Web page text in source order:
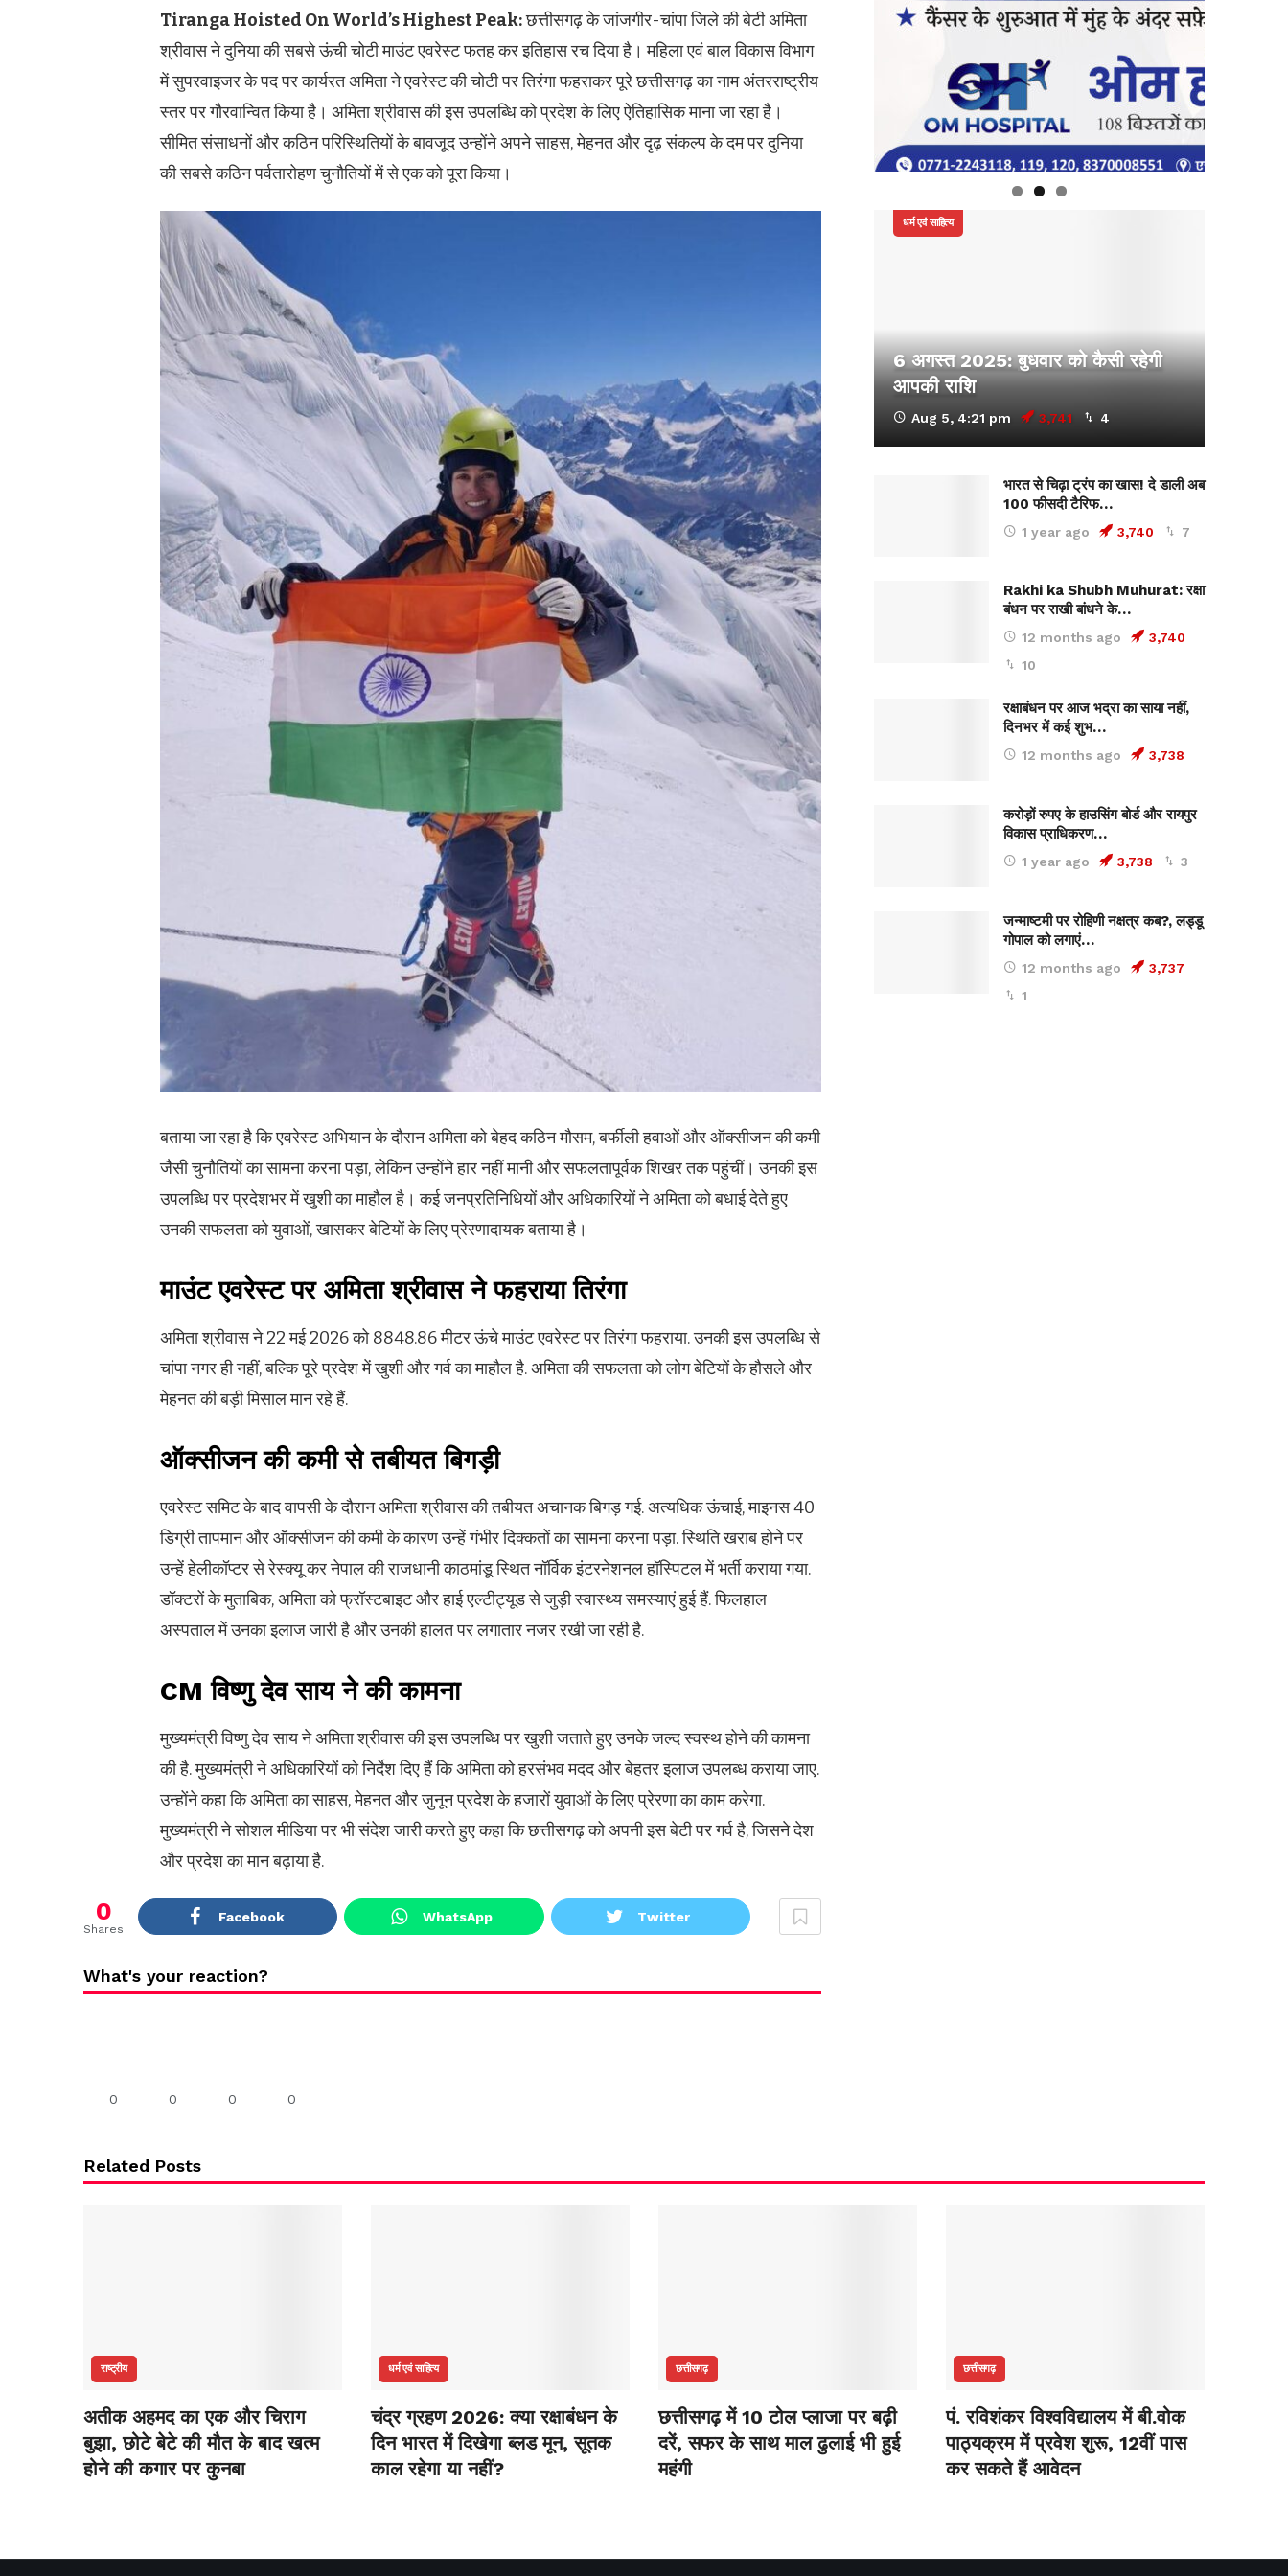
Tiranga Hoisted On World’s Highest Peak:छत्तीसगढ़ के जांजगीर-चांपा जिले की बेटी अमिता
श्रीवास ने दुनिया की सबसे ऊंची चोटी माउंट एवरेस्ट फतह कर इतिहास रच दिया है। महिला एवं बाल विकास विभाग
में सुपरवाइजर के पद पर कार्यरत अमिता ने एवरेस्ट की चोटी पर तिरंगा फहराकर पूरे छत्तीसगढ़ का नाम अंतरराष्ट्रीय
स्तर पर गौरवान्वित किया है। अमिता श्रीवास की इस उपलब्धि को प्रदेश के लिए ऐतिहासिक माना जा रहा है।
सीमित संसाधनों और कठिन परिस्थितियों के बावजूद उन्होंने अपने साहस, मेहनत और दृढ़ संकल्प के दम पर दुनिया
की सबसे कठिन पर्वतारोहण चुनौतियों में से एक को पूरा किया।
बताया जा रहा है कि एवरेस्ट अभियान के दौरान अमिता को बेहद कठिन मौसम, बर्फीली हवाओं और ऑक्सीजन की कमी
जैसी चुनौतियों का सामना करना पड़ा, लेकिन उन्होंने हार नहीं मानी और सफलतापूर्वक शिखर तक पहुंचीं। उनकी इस
उपलब्धि पर प्रदेशभर में खुशी का माहौल है। कई जनप्रतिनिधियों और अधिकारियों ने अमिता को बधाई देते हुए
उनकी सफलता को युवाओं, खासकर बेटियों के लिए प्रेरणादायक बताया है।
माउंट एवरेस्ट पर अमिता श्रीवास ने फहराया तिरंगा
अमिता श्रीवास ने 22 मई 2026 को 8848.86 मीटर ऊंचे माउंट एवरेस्ट पर तिरंगा फहराया. उनकी इस उपलब्धि से
चांपा नगर ही नहीं, बल्कि पूरे प्रदेश में खुशी और गर्व का माहौल है. अमिता की सफलता को लोग बेटियों के हौसले और
मेहनत की बड़ी मिसाल मान रहे हैं.
ऑक्सीजन की कमी से तबीयत बिगड़ी
एवरेस्ट समिट के बाद वापसी के दौरान अमिता श्रीवास की तबीयत अचानक बिगड़ गई. अत्यधिक ऊंचाई, माइनस 40
डिग्री तापमान और ऑक्सीजन की कमी के कारण उन्हें गंभीर दिक्कतों का सामना करना पड़ा. स्थिति खराब होने पर
उन्हें हेलीकॉप्टर से रेस्क्यू कर नेपाल की राजधानी काठमांडू स्थित नॉर्विक इंटरनेशनल हॉस्पिटल में भर्ती कराया गया.
डॉक्टरों के मुताबिक, अमिता को फ्रॉस्टबाइट और हाई एल्टीट्यूड से जुड़ी स्वास्थ्य समस्याएं हुई हैं. फिलहाल
अस्पताल में उनका इलाज जारी है और उनकी हालत पर लगातार नजर रखी जा रही है.
CM विष्णु देव साय ने की कामना
मुख्यमंत्री विष्णु देव साय ने अमिता श्रीवास की इस उपलब्धि पर खुशी जताते हुए उनके जल्द स्वस्थ होने की कामना
की है. मुख्यमंत्री ने अधिकारियों को निर्देश दिए हैं कि अमिता को हरसंभव मदद और बेहतर इलाज उपलब्ध कराया जाए.
उन्होंने कहा कि अमिता का साहस, मेहनत और जुनून प्रदेश के हजारों युवाओं के लिए प्रेरणा का काम करेगा.
मुख्यमंत्री ने सोशल मीडिया पर भी संदेश जारी करते हुए कहा कि छत्तीसगढ़ को अपनी इस बेटी पर गर्व है, जिसने देश
और प्रदेश का मान बढ़ाया है.
0
Shares
Facebook WhatsApp Twitter
What's your reaction?
0 0 0 0
धर्म एवं साहित्य
6 अगस्त 2025: बुधवार को कैसी रहेगी
आपकी राशि
Aug 5, 4:21 pm 3,741 4
भारत से चिढ़ा ट्रंप का खास! दे डाली अब
100 फीसदी टैरिफ…
1 year ago 3,740 7
Rakhi ka Shubh Muhurat: रक्षा
बंधन पर राखी बांधने के…
12 months ago
3,740
10
रक्षाबंधन पर आज भद्रा का साया नहीं,
दिनभर में कई शुभ…
12 months ago 3,738
करोड़ों रुपए के हाउसिंग बोर्ड और रायपुर
विकास प्राधिकरण…
1 year ago 3,738 3
जन्माष्टमी पर रोहिणी नक्षत्र कब?, लड्डू
गोपाल को लगाएं…
12 months ago
3,737
1
Related Posts
राष्ट्रीय
अतीक अहमद का एक और चिराग
बुझा, छोटे बेटे की मौत के बाद खत्म
होने की कगार पर कुनबा
धर्म एवं साहित्य
चंद्र ग्रहण 2026: क्या रक्षाबंधन के
दिन भारत में दिखेगा ब्लड मून, सूतक
काल रहेगा या नहीं?
छत्तीसगढ़
छत्तीसगढ़ में 10 टोल प्लाजा पर बढ़ी
दरें, सफर के साथ माल ढुलाई भी हुई
महंगी
छत्तीसगढ़
पं. रविशंकर विश्वविद्यालय में बी.वोक
पाठ्यक्रम में प्रवेश शुरू, 12वीं पास
कर सकते हैं आवेदन